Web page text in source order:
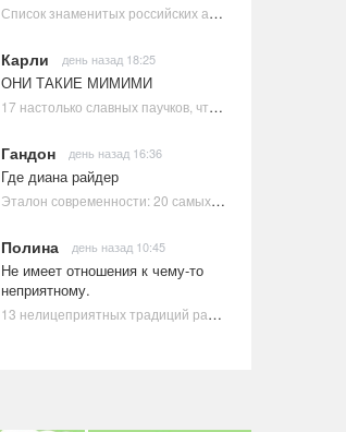
Список знаменитых российских артистов-евреев | Ультрамарин
Карли день назад 18:25
ОНИ ТАКИЕ МИМИМИ
17 настолько славных паучков, что даже у арахнофобов появится желание их погладить
Гандон день назад 16:36
Где диана райдер
Эталон современности: 20 самых красивых и привлекательных актрис Голливуда, по мнению Google | Ультрамарин
Полина день назад 10:45
Не имеет отношения к чему-то
неприятному.
13 нелицеприятных традиций разных стран, которые могут шокировать неподготовленного человека